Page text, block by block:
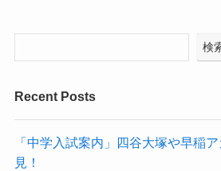
検
Recent Posts
「中学入試案内」四谷大塚や早稲
見！